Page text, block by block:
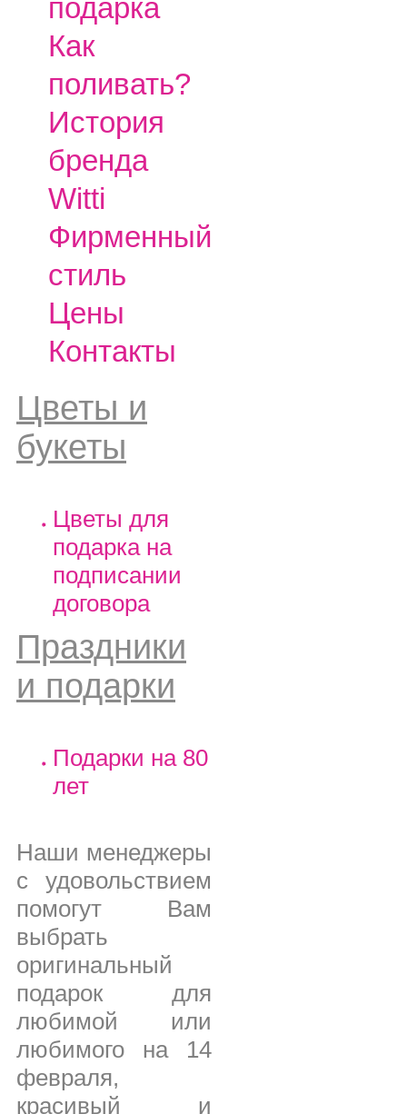
подарка
Как
поливать?
История
бренда
Witti
Фирменный
стиль
Цены
Контакты
Цветы и
букеты
Цветы для
подарка на
подписании
договора
Праздники
и подарки
Подарки на 80
лет
Наши менеджеры
с удовольствием
помогут Вам
выбрать
оригинальный
подарок для
любимой или
любимого на 14
февраля,
красивый и